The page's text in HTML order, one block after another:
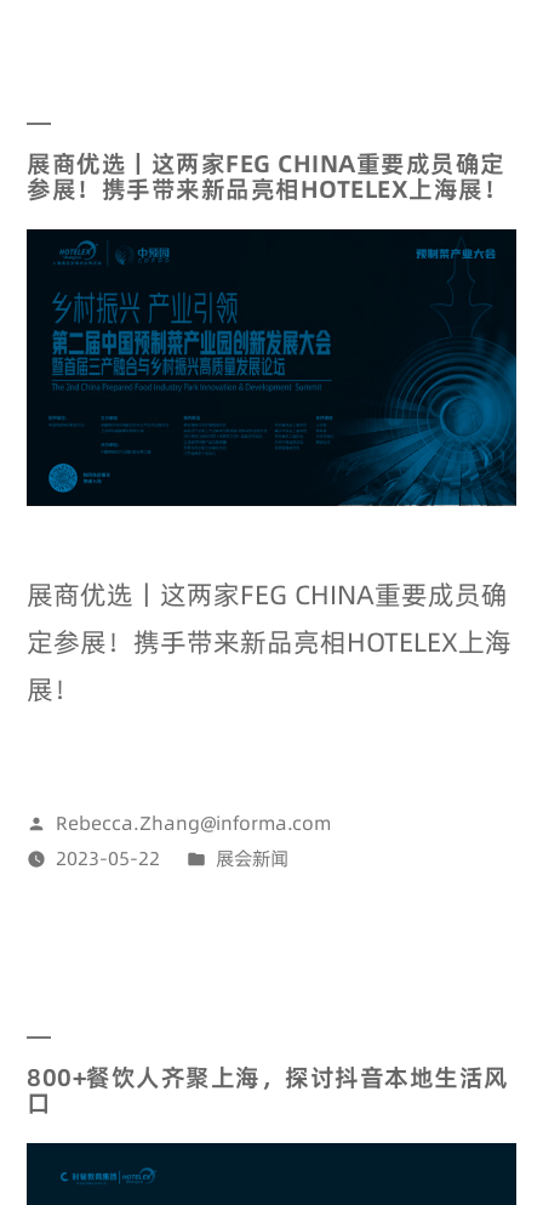
展商优选丨这两家FEG CHINA重要成员确定
参展！携手带来新品亮相HOTELEX上海展！
展商优选丨这两家FEG CHINA重要成员确
定参展！携手带来新品亮相HOTELEX上海
展！
Rebecca.Zhang@informa.com
2023-05-22
展会新闻
800+餐饮人齐聚上海，探讨抖音本地生活风
口